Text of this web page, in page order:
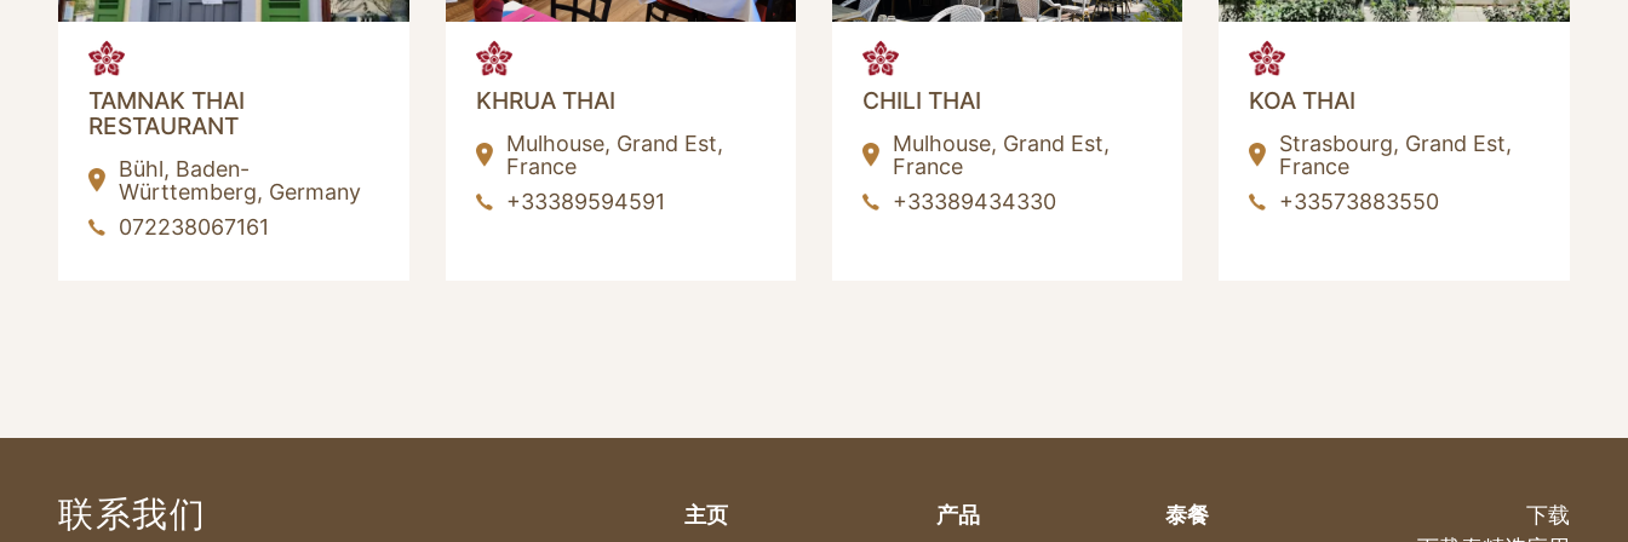
TAMNAK THAI
RESTAURANT
Bühl, Baden-
Württemberg, Germany
072238067161
KHRUA THAI
Mulhouse, Grand Est,
France
+33389594591
CHILI THAI
Mulhouse, Grand Est,
France
+33389434330
KOA THAI
Strasbourg, Grand Est,
France
+33573883550
联系我们 主页 产品 泰餐
下载